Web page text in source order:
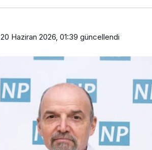
20 Haziran 2026, 01:39 güncellendi